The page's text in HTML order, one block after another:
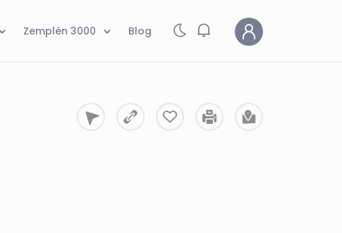
Zemplén 3000 Blog